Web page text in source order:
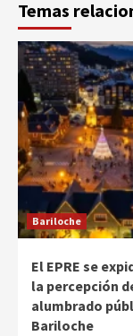
Temas
Bariloche
El EPRE se
la percepción
alumbrado
Bariloche